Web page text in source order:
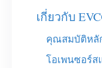
มิเตอร์พลังงาน
ตัวควบคุมกำลัง
IAMMETER
เกี่ยวกับ
คุณสมบัติหลั
โอเพนซอร์